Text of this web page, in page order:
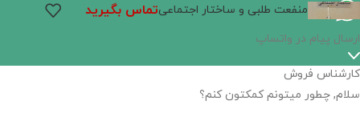
منفعت طلبی و ساختار اجتماعیتماس بگیرید
اگر